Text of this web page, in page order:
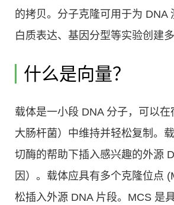
的拷贝。分子克隆可用于为 DNA
白质表达、基因分型等实验创建
什么是向量？
载体是一小段 DNA 分子，可以在
大肠杆菌）中维持并轻松复制。
切酶的帮助下插入感兴趣的外源
因）。载体应具有多个克隆位点
松插入外源 DNA 片段。MCS 是